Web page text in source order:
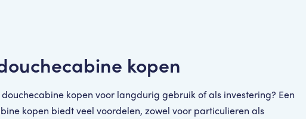
kopen
kopen voor langdurig gebruik of als investering? Een
kopen biedt veel voordelen, zowel voor particulieren als